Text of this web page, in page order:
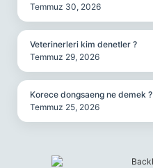
Temmuz 30, 2026
Veterinerleri kim denetler ?
Temmuz 29, 2026
Korece dongsaeng ne demek ?
Temmuz 25, 2026